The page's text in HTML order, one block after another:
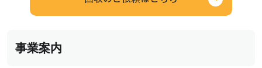
事業案内